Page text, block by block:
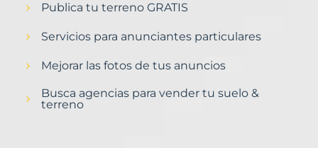
Publica tu terreno GRATIS
Servicios para anunciantes particulares
Mejorar las fotos de tus anuncios
Busca agencias para vender tu suelo &
terreno